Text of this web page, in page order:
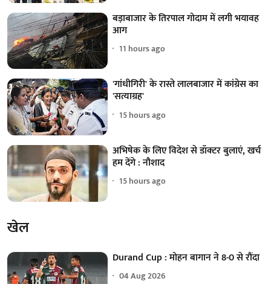
बड़ाबाजार के तिरपाल गोदाम में लगी भयावह
आग
11 hours ago
'गांधीगिरी' के रास्ते लालबाजार में कांग्रेस का
'सत्याग्रह'
15 hours ago
अभिषेक के लिए विदेश से डॉक्टर बुलाएं, खर्च
हम देंगे : नौशाद
15 hours ago
खेल
Durand Cup : मोहन बागान ने 8-0 से रौंदा
04 Aug 2026